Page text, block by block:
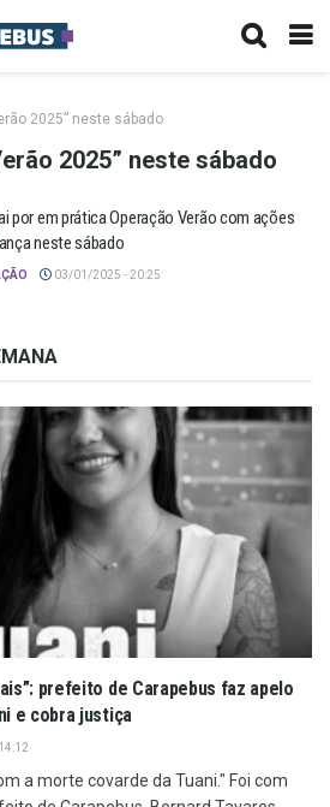
2025” neste sábado
2025” neste sábado
por em prática Operação Verão com ações
neste sábado
03/01/2025 - 20:25
prefeito de Carapebus faz apelo
e cobra justiça
a morte covarde da Tuani." Foi com